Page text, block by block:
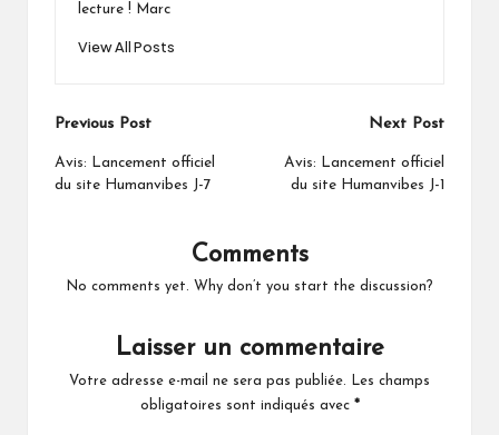
lecture ! Marc
View All Posts
Post
navigation
Previous Post
Avis: Lancement officiel
du site Humanvibes J-7
Next Post
Avis: Lancement officiel
du site Humanvibes J-1
Comments
No comments yet. Why don’t you start the discussion?
Laisser un commentaire
Votre adresse e-mail ne sera pas publiée.
Les champs
obligatoires sont indiqués avec *